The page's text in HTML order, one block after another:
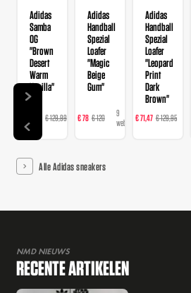
Adidas
Samba
OG
"Brown
Desert
Warm
Vanilla"
€ 129,99
14
webshops
Adidas
Handball
Spezial
Loafer
"Magic
Beige
Gum"
€ 78 € 120
9
webshops
Adidas
Handball
Spezial
Loafer
"Leopard
Print
Dark
Brown"
€ 71,47 € 129,95
Alle Adidas sneakers
NMD NIEUWS
RECENTE ARTIKELEN